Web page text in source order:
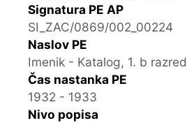
Signatura PE AP
SI_ZAC/0869/002_00224
Naslov PE
Imenik - Katalog, 1. b razred
Čas nastanka PE
1932 - 1933
Nivo popisa